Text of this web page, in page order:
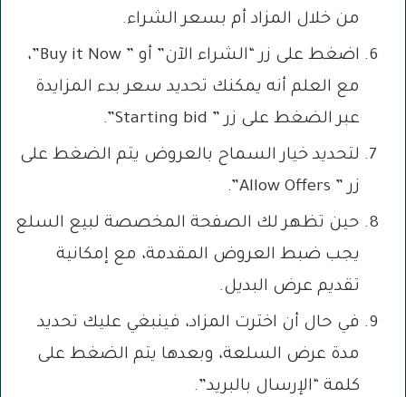
من خلال المزاد أم بسعر الشراء.
اضغط على زر “الشراء الآن” أو ” Buy it Now”،
مع العلم أنه يمكنك تحديد سعر بدء المزايدة
عبر الضغط على زر ” Starting bid”.
لتحديد خيار السماح بالعروض يتم الضغط على
زر ” Allow Offers”.
حين تظهر لك الصفحة المخصصة لبيع السلع
يجب ضبط العروض المقدمة، مع إمكانية
تقديم عرض البديل.
في حال أن اخترت المزاد، فينبغي عليك تحديد
مدة عرض السلعة، وبعدها يتم الضغط على
كلمة “الإرسال بالبريد”.